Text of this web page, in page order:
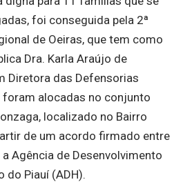
foi conseguida pela 2ª
de Oeiras, que tem como
Dra. Karla Araújo de
Diretora das Defensorias
alocadas no conjunto
localizado no Bairro
de um acordo firmado entre
Agência de Desenvolvimento
do Piauí (ADH).